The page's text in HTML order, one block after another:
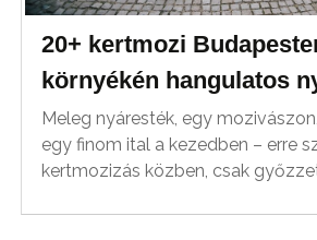
20+ kertmozi
környékén hangulatos
Meleg nyáresték, egy
egy finom ital a kezedben – erre
kertmozizás közben, csak